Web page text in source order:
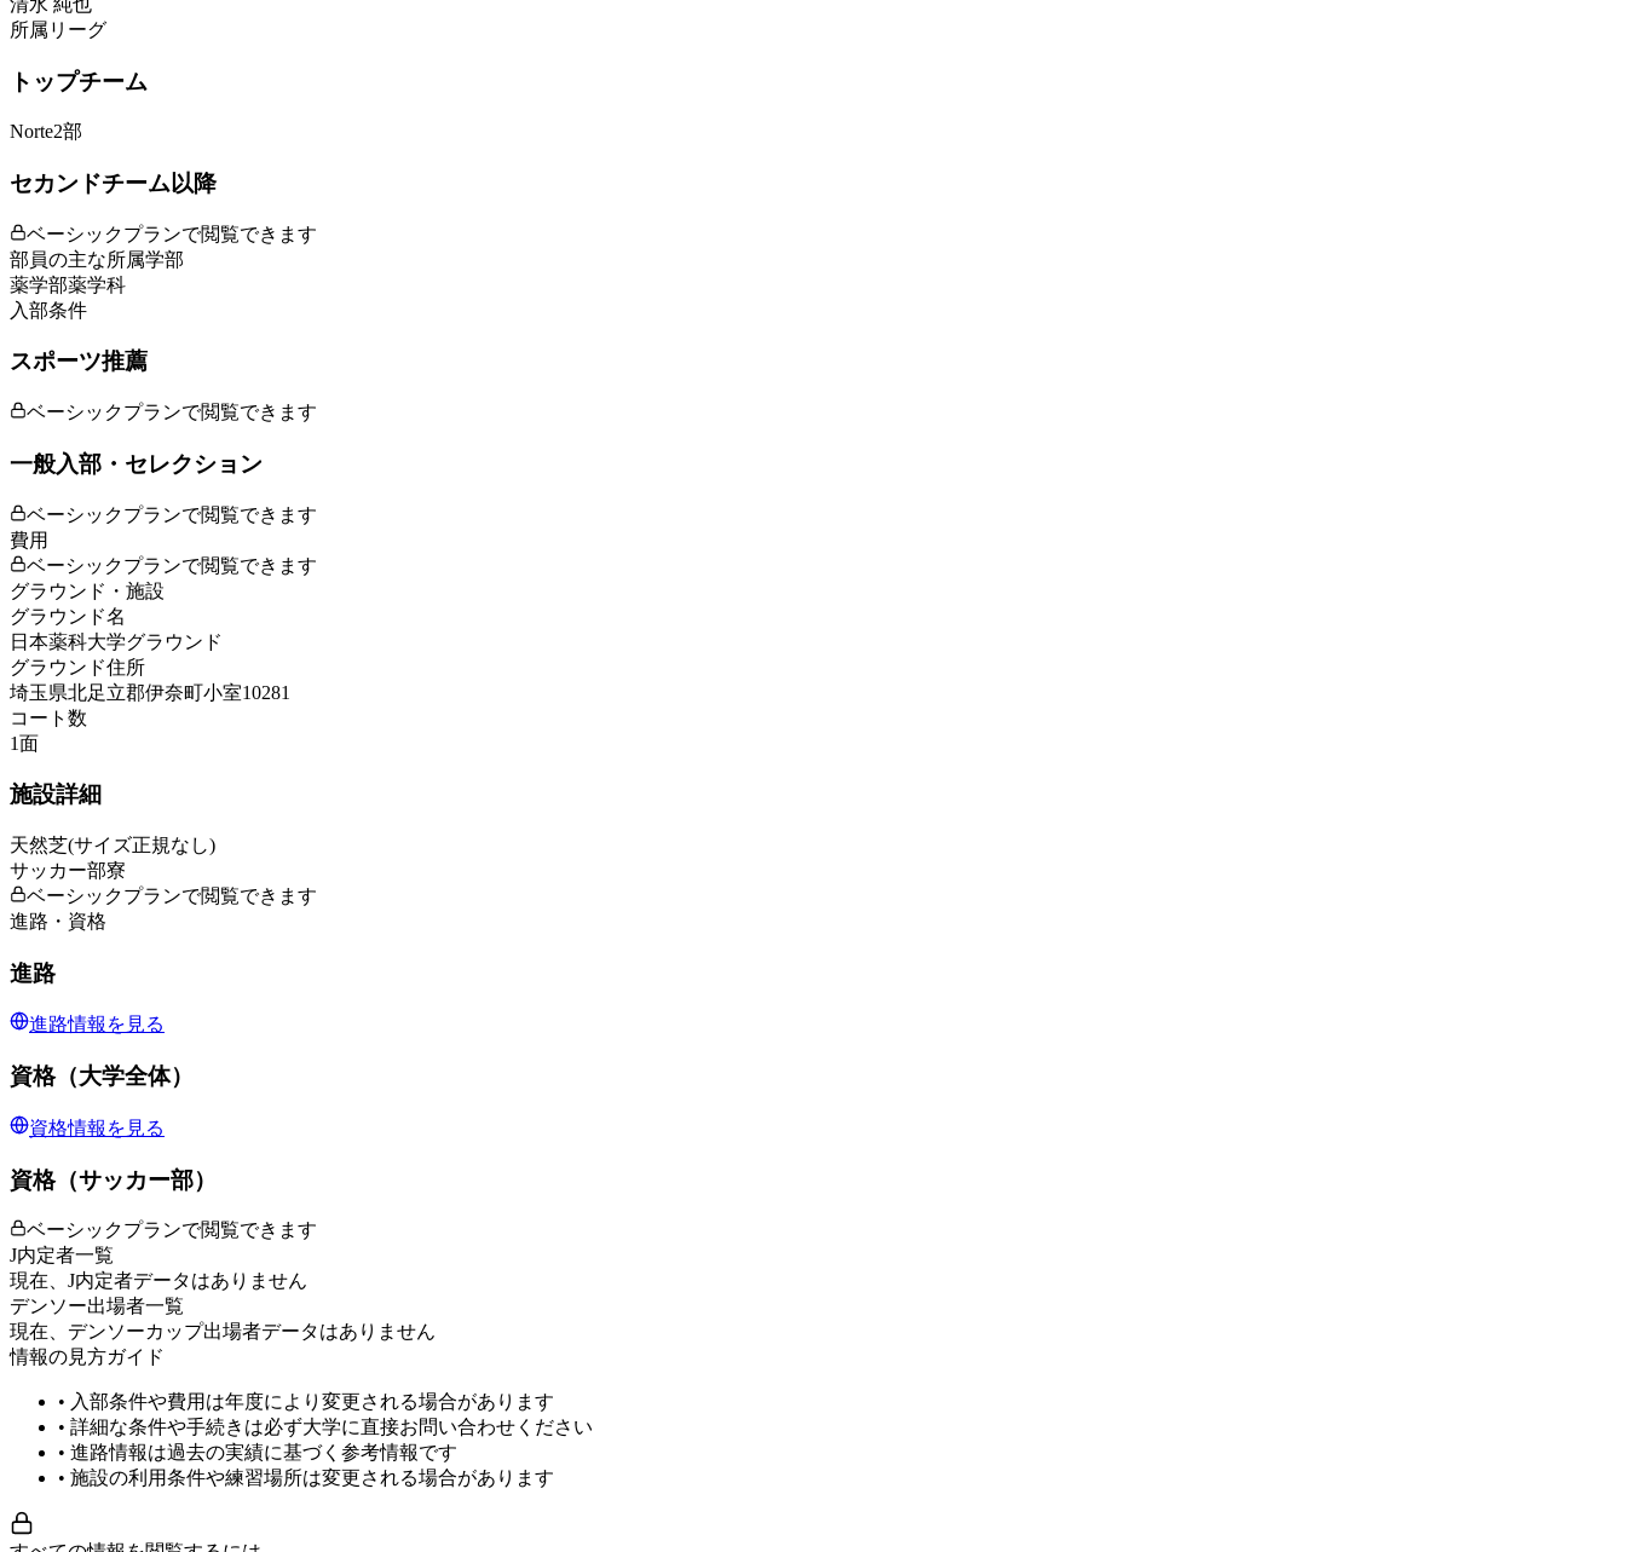
所属リーグ
トップチーム
Norte2部
セカンドチーム以降
ベーシックプランで閲覧できます
部員の主な所属学部
薬学部薬学科
入部条件
スポーツ推薦
ベーシックプランで閲覧できます
一般入部・セレクション
ベーシックプランで閲覧できます
費用
ベーシックプランで閲覧できます
グラウンド・施設
グラウンド名
日本薬科大学グラウンド
グラウンド住所
埼玉県北足立郡伊奈町小室10281
コート数
1面
施設詳細
天然芝(サイズ正規なし)
サッカー部寮
ベーシックプランで閲覧できます
進路・資格
進路
進路情報を見る
資格（大学全体）
資格情報を見る
資格（サッカー部）
ベーシックプランで閲覧できます
J内定者一覧
現在、J内定者データはありません
デンソー出場者一覧
現在、デンソーカップ出場者データはありません
情報の見方ガイド
• 入部条件や費用は年度により変更される場合があります
• 詳細な条件や手続きは必ず大学に直接お問い合わせください
• 進路情報は過去の実績に基づく参考情報です
• 施設の利用条件や練習場所は変更される場合があります